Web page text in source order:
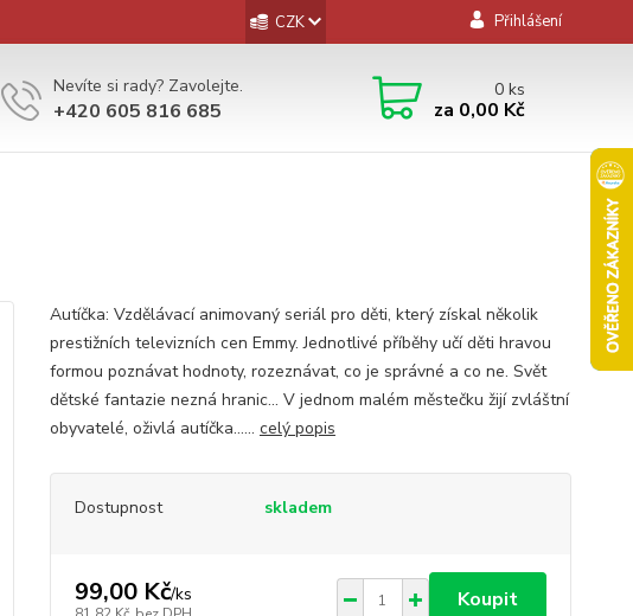
CZK Přihlášení
Nevíte si rady? Zavolejte.
+420 605 816 685
0ks
za 0,00 Kč
Autíčka: Vzdělávací animovaný seriál pro děti, který získal několik
prestižních televizních cen Emmy. Jednotlivé příběhy učí děti hravou
formou poznávat hodnoty, rozeznávat, co je správné a co ne. Svět
dětské fantazie nezná hranic... V jednom malém městečku žijí zvláštní
obyvatelé, oživlá autíčka...... celý popis
Dostupnost skladem
99,00 Kč/ks Koupit